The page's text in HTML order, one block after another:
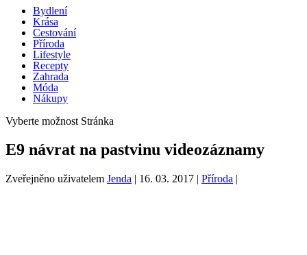
Bydlení
Krása
Cestování
Příroda
Lifestyle
Recepty
Zahrada
Móda
Nákupy
Vyberte možnost Stránka
E9 návrat na pastvinu videozáznamy
Zveřejněno uživatelem Jenda | 16. 03. 2017 | Příroda |